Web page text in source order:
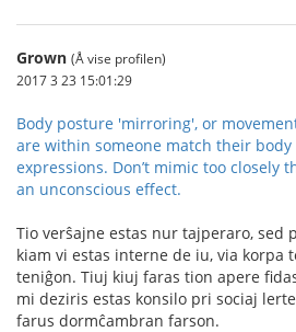
Grown (Å vise profilen)
2017 3 23 15:01:29
Body posture 'mirroring', or
are within someone match their
expressions. Don’t mimic too closely
an unconscious effect.
Tio verŝajne estas nur tajperaro, sed
kiam vi estas interne de iu, via korpa
teniĝon. Tiuj kiuj faras tion apere
mi deziris estas konsilo pri sociaj
farus dormĉambran farson.